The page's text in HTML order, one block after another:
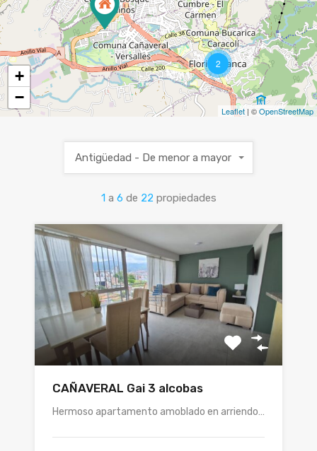
2
+
−
Leaflet | ©OpenStreetMap
1 a 6 de 22 propiedades
Antigüedad - De menor a mayor
CAÑAVERAL Gai 3 alcobas
Hermoso apartamento amoblado en arriendo…